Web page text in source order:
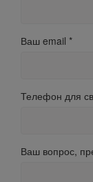
Ваш email *
Телефон для
Ваш вопрос,